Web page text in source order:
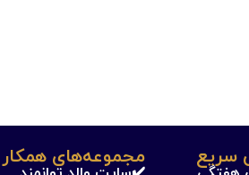
سریع مجموعه‌های همکار